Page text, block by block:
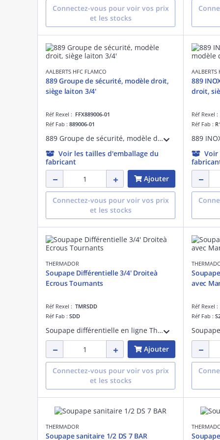
Connectez-vous pour voir vos prix
et les stocks
AALBERTS HFC FLAMCO
889 Groupe de sécurité, modèle droit,
siège laiton 3/4'
Réf Rexel : FFX889006-01
Réf Fab : 889006-01
889 Groupe de sécurité, modèle droit, siège laiton 3/4'
Voir les tailles d'emballage du
fabricant
Ajouter
Connectez-vous pour voir vos prix
et les stocks
AALBERTS
889
droit,
Réf Rexel
Réf Fab :
Voir
THERMADOR
Soupape Différentielle 3/4' Droiteà
Ecrous Tournants
Réf Rexel : TMRSDD
Réf Fab : SDD
Soupape différentielle en ligne Thermador 3/4
Ajouter
Connectez-vous pour voir vos prix
et les stocks
Soupape de
avec
Réf Rexel
Réf Fab :
THERMADOR
Soupape sanitaire 1/2 DS 7 BAR